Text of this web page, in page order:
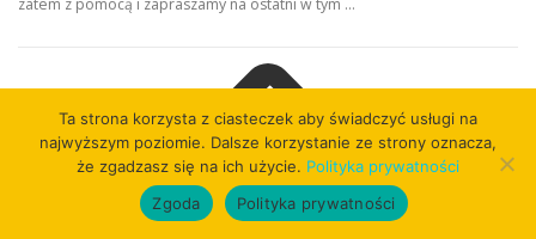
zatem z pomocą i zapraszamy na ostatni w tym …
Copyright © 2026
Ta strona korzysta z ciasteczek aby świadczyć usługi na
najwyższym poziomie. Dalsze korzystanie ze strony oznacza,
że zgadzasz się na ich użycie. Polityka prywatności
Zgoda
Polityka prywatności